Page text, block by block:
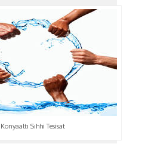
Konyaaltı Sıhhi Tesisat